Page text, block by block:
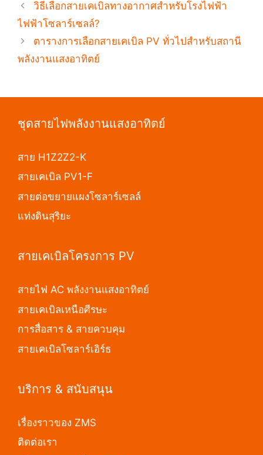
วิธีเลือกสายเคเบิลทางอากาศสำหรับโรงไฟฟ้า
ไฟฟ้าโซลาร์เซลล์?
ตารางการเลือกสายเคเบิล PV ทั่วไปสำหรับสถานี
พลังงานแสงอาทิตย์
ชุดสายไฟพลังงานแสงอาทิตย์
สาย H1Z2Z2-K
สายเคเบิล PV1-F
สายต่อขยายแผงโซลาร์เซลล์
แท่งดินสุริยะ
สายเคเบิลโครงการ PV
สายไฟ AC พลังงานแสงอาทิตย์
สายเคเบิลเหนือศีรษะ
การสื่อสาร & สายควบคุม
สายเคเบิลโซลาร์เอิร์ธ
บริการ & สนับสนุน
เรื่องราวของ ZMS
ติดต่อเรา